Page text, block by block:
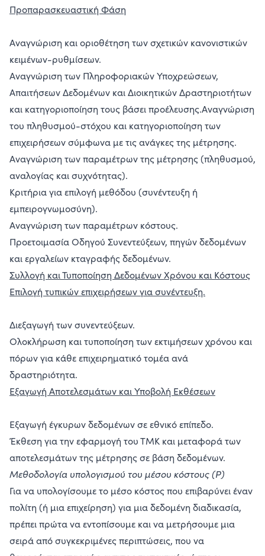
Προπαρασκευαστική Φάση
Αναγνώριση και οριοθέτηση των σχετικών κανονιστικών
κειμένων-ρυθμίσεων.
Αναγνώριση των Πληροφοριακών Υποχρεώσεων,
Απαιτήσεων Δεδομένων και Διοικητικών Δραστηριοτήτων
και κατηγοριοποίηση τους βάσει προέλευσης.Αναγνώριση
του πληθυσμού-στόχου και κατηγοριοποίηση των
επιχειρήσεων σύμφωνα με τις ανάγκες της μέτρησης.
Αναγνώριση των παραμέτρων της μέτρησης (πληθυσμού,
αναλογίας και συχνότητας).
Κριτήρια για επιλογή μεθόδου (συνέντευξη ή
εμπειρογνωμοσύνη).
Αναγνώριση των παραμέτρων κόστους.
Προετοιμασία Οδηγού Συνεντεύξεων, πηγών δεδομένων
και εργαλείων κταγραφής δεδομένων.
Συλλογή και Τυποποίηση Δεδομένων Χρόνου και Κόστους
Επιλογή τυπικών επιχειρήσεων για συνέντευξη.
Διεξαγωγή των συνεντεύξεων.
Ολοκλήρωση και τυποποίηση των εκτιμήσεων χρόνου και
πόρων για κάθε επιχειρηματικό τομέα ανά
δραστηριότητα.
Εξαγωγή Αποτελεσμάτων και Υποβολή Εκθέσεων
Εξαγωγή έγκυρων δεδομένων σε εθνικό επίπεδο.
Έκθεση για την εφαρμογή του ΤΜΚ και μεταφορά των
αποτελεσμάτων της μέτρησης σε βάση δεδομένων.
Μεθοδολογία υπολογισμού του μέσου κόστους (P)
Για να υπολογίσουμε το μέσο κόστος που επιβαρύνει έναν
πολίτη (ή μια επιχείρηση) για μια δεδομένη διαδικασία,
πρέπει πρώτα να εντοπίσουμε και να μετρήσουμε μια
σειρά από συγκεκριμένες περιπτώσεις, που να